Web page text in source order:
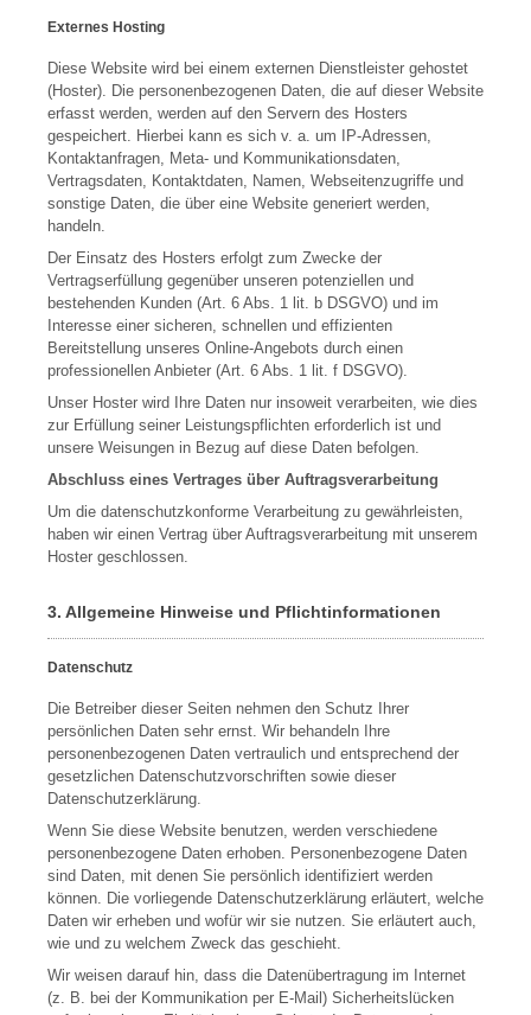
Externes Hosting
Diese Website wird bei einem externen Dienstleister gehostet
(Hoster). Die personenbezogenen Daten, die auf dieser Website
erfasst werden, werden auf den Servern des Hosters
gespeichert. Hierbei kann es sich v. a. um IP-Adressen,
Kontaktanfragen, Meta- und Kommunikationsdaten,
Vertragsdaten, Kontaktdaten, Namen, Webseitenzugriffe und
sonstige Daten, die über eine Website generiert werden,
handeln.
Der Einsatz des Hosters erfolgt zum Zwecke der
Vertragserfüllung gegenüber unseren potenziellen und
bestehenden Kunden (Art. 6 Abs. 1 lit. b DSGVO) und im
Interesse einer sicheren, schnellen und effizienten
Bereitstellung unseres Online-Angebots durch einen
professionellen Anbieter (Art. 6 Abs. 1 lit. f DSGVO).
Unser Hoster wird Ihre Daten nur insoweit verarbeiten, wie dies
zur Erfüllung seiner Leistungspflichten erforderlich ist und
unsere Weisungen in Bezug auf diese Daten befolgen.
Abschluss eines Vertrages über Auftragsverarbeitung
Um die datenschutzkonforme Verarbeitung zu gewährleisten,
haben wir einen Vertrag über Auftragsverarbeitung mit unserem
Hoster geschlossen.
3. Allgemeine Hinweise und Pflichtinformationen
Datenschutz
Die Betreiber dieser Seiten nehmen den Schutz Ihrer
persönlichen Daten sehr ernst. Wir behandeln Ihre
personenbezogenen Daten vertraulich und entsprechend der
gesetzlichen Datenschutzvorschriften sowie dieser
Datenschutzerklärung.
Wenn Sie diese Website benutzen, werden verschiedene
personenbezogene Daten erhoben. Personenbezogene Daten
sind Daten, mit denen Sie persönlich identifiziert werden
können. Die vorliegende Datenschutzerklärung erläutert, welche
Daten wir erheben und wofür wir sie nutzen. Sie erläutert auch,
wie und zu welchem Zweck das geschieht.
Wir weisen darauf hin, dass die Datenübertragung im Internet
(z. B. bei der Kommunikation per E-Mail) Sicherheitslücken